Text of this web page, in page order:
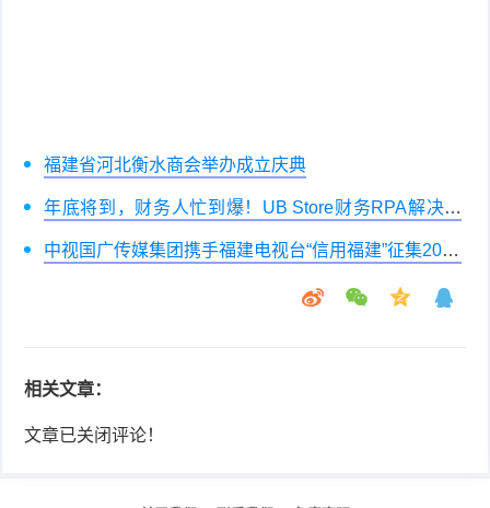
福建省河北衡水商会举办成立庆典
年底将到，财务人忙到爆！UB Store财务RPA解决零
中视国广传媒集团携手福建电视台“信用福建”征集2021
相关文章：
文章已关闭评论！